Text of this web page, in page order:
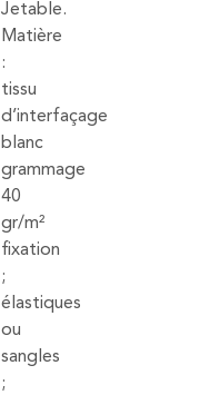
Jetable.
Matière
:
tissu
d’interfaçage
blanc
grammage
40
gr/m²
fixation
;
élastiques
ou
sangles
;